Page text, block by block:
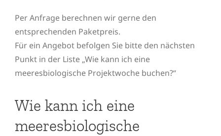
Per Anfrage berechnen wir gerne den
entsprechenden Paketpreis.
Für ein Angebot befolgen Sie bitte den nächsten
Punkt in der Liste „Wie kann ich eine
meeresbiologische Projektwoche buchen?“
Wie kann ich eine
meeresbiologische